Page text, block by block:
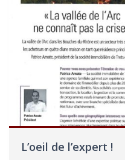
L’oeil de l’expert !